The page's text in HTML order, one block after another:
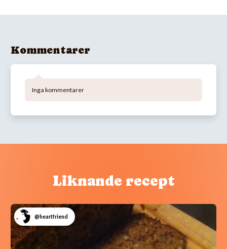
Kommentarer
Inga kommentarer
Liknande recept
@heartfriend